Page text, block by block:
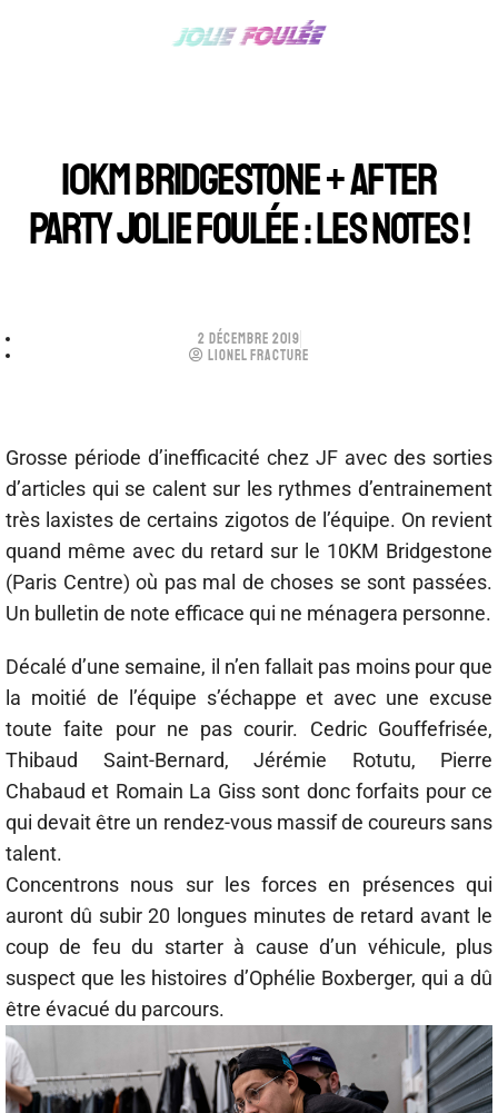
10KM BRIDGESTONE + AFTER
PARTY JOLIE FOULÉE : LES NOTES !
2 DÉCEMBRE 2019
LIONEL FRACTURE
Grosse période d’inefficacité chez JF avec des sorties
d’articles qui se calent sur les rythmes d’entrainement
très laxistes de certains zigotos de l’équipe. On revient
quand même avec du retard sur le 10KM Bridgestone
(Paris Centre) où pas mal de choses se sont passées.
Un bulletin de note efficace qui ne ménagera personne.
Décalé d’une semaine, il n’en fallait pas moins pour que
la moitié de l’équipe s’échappe et avec une excuse
toute faite pour ne pas courir. Cedric Gouffefrisée,
Thibaud Saint-Bernard, Jérémie Rotutu, Pierre
Chabaud et Romain La Giss sont donc forfaits pour ce
qui devait être un rendez-vous massif de coureurs sans
talent.
Concentrons nous sur les forces en présences qui
auront dû subir 20 longues minutes de retard avant le
coup de feu du starter à cause d’un véhicule, plus
suspect que les histoires d’Ophélie Boxberger, qui a dû
être évacué du parcours.